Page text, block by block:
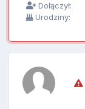
Dołączył:
Urodziny: